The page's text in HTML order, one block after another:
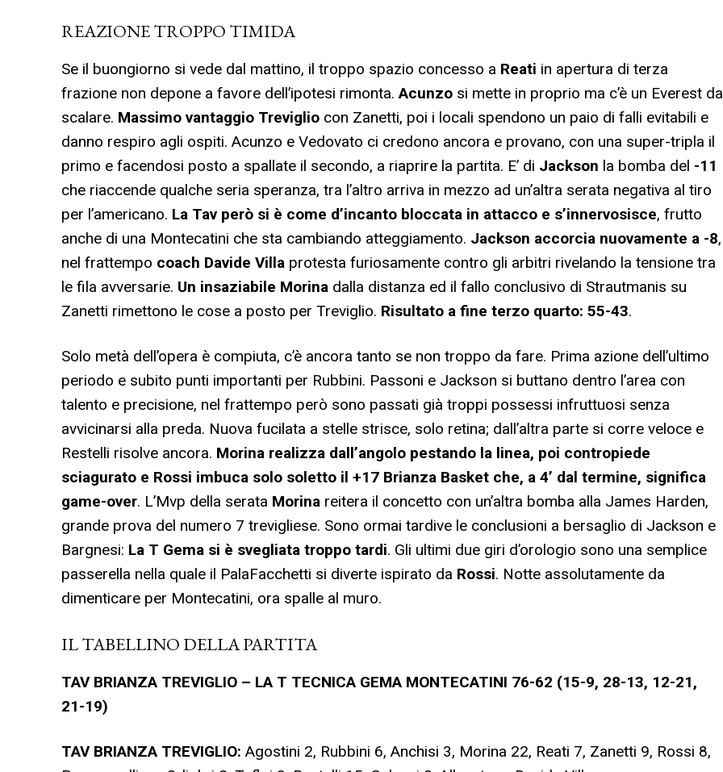
REAZIONE TROPPO TIMIDA
Se il buongiorno si vede dal mattino, il troppo spazio concesso a Reati in apertura di terza
frazione non depone a favore dell’ipotesi rimonta.Acunzo si mette in proprio ma c’è un Everest da
scalare. Massimo vantaggio Treviglio con Zanetti, poi i locali spendono un paio di falli evitabili e
danno respiro agli ospiti. Acunzo e Vedovato ci credono ancora e provano, con una super-tripla il
primo e facendosi posto a spallate il secondo, a riaprire la partita. E’ di Jackson la bomba del -11
che riaccende qualche seria speranza, tra l’altro arriva in mezzo ad un’altra serata negativa al tiro
per l’americano. La Tav però si è come d’incanto bloccata in attacco e s’innervosisce, frutto
anche di una Montecatini che sta cambiando atteggiamento. Jackson accorcia nuovamente a -8,
nel frattempo coach Davide Villa protesta furiosamente contro gli arbitri rivelando la tensione tra
le fila avversarie. Un insaziabile Morina dalla distanza ed il fallo conclusivo di Strautmanis su
Zanetti rimettono le cose a posto per Treviglio. Risultato a fine terzo quarto: 55-43.
Solo metà dell’opera è compiuta, c’è ancora tanto se non troppo da fare. Prima azione dell’ultimo
periodo e subito punti importanti per Rubbini. Passoni e Jackson si buttano dentro l’area con
talento e precisione, nel frattempo però sono passati già troppi possessi infruttuosi senza
avvicinarsi alla preda. Nuova fucilata a stelle strisce, solo retina; dall’altra parte si corre veloce e
Restelli risolve ancora. Morina realizza dall’angolo pestando la linea, poi contropiede
sciagurato e Rossi imbuca solo soletto il +17 Brianza Basket che, a 4’ dal termine, significa
game-over. L’Mvp della serata Morina reitera il concetto con un’altra bomba alla James Harden,
grande prova del numero 7 trevigliese. Sono ormai tardive le conclusioni a bersaglio di Jackson e
Bargnesi: La T Gema si è svegliata troppo tardi. Gli ultimi due giri d’orologio sono una semplice
passerella nella quale il PalaFacchetti si diverte ispirato da Rossi. Notte assolutamente da
dimenticare per Montecatini, ora spalle al muro.
IL TABELLINO DELLA PARTITA
TAV BRIANZA TREVIGLIO – LA T TECNICA GEMA MONTECATINI 76-62 (15-9, 28-13, 12-21,
21-19)
TAV BRIANZA TREVIGLIO: Agostini 2, Rubbini 6, Anchisi 3, Morina 22, Reati 7, Zanetti 9, Rossi 8,